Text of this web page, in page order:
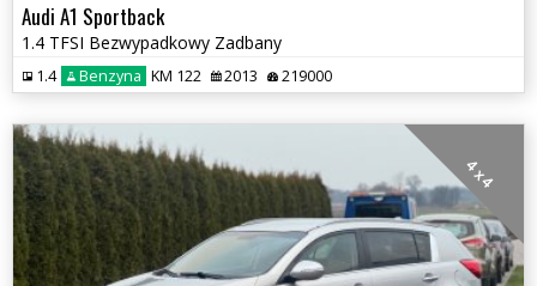
Audi A1 Sportback
1.4 TFSI Bezwypadkowy Zadbany
1.4 Benzyna KM 122 2013 219000
4 x 4